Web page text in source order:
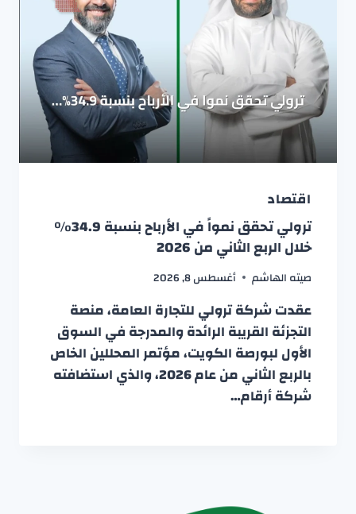
اقتصاد
ترولي تحقق نمواً في الأرباح بنسبة 34.9%
خلال الربع الثاني من 2026
صيته الهاشم أغسطس 8, 2026
عقدت شركة ترولي للتجارة العامة، منصة
التجزئة القريبة الرائدة والمدرجة في السوق
الأول لبورصة الكويت، مؤتمر المحللين الخاص
بالربع الثاني من عام 2026، والذي استضافته
شركة أرقام…